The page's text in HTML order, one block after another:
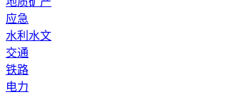
应急
水利水文
交通
铁路
电力